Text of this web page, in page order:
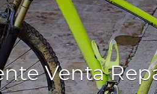
Venta